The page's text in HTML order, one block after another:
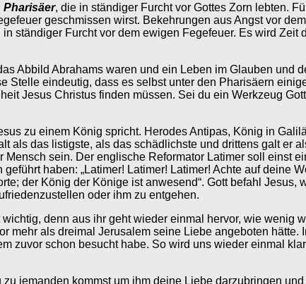
Pharisäer, die in ständiger Furcht vor Gottes Zorn lebten.
geschmissen wirst. Bekehrungen aus Angst vor
ständiger Furcht vor dem ewigen Fegefeuer. Es wird
Abbild Abrahams waren und ein Leben im Glauben und
Stelle eindeutig, dass es selbst unter den Pharisäern
Jesus Christus finden müssen. Sei du ein Werkzeug
zu einem König spricht. Herodes Antipas, König in
als das listigste, als das schädlichste und drittens galt er
Mensch sein. Der englische Reformator Latimer soll einst
haben: „Latimer! Latimer! Latimer! Achte auf deine
der König der Könige ist anwesend“. Gott befahl
oder ihm zu entgehen.
denn aus ihr geht wieder einmal hervor, wie
mehr als dreimal Jerusalem seine Liebe angeboten
zuvor schon besucht habe. So wird uns wieder einmal
jemanden kommst um ihm deine Liebe darzubringen